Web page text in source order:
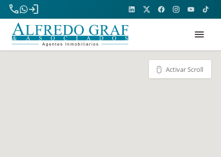
phone
login
menu
Activar Scroll